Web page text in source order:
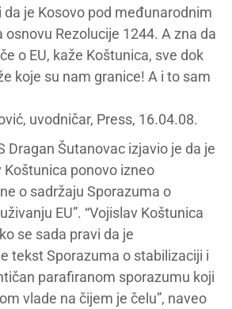
da je Kosovo pod međunarodnim
Rezolucije 1244. A zna da
o EU, kaže Koštunica, sve dok
koje su nam granice! A i to sam
uvodničar, Press, 16.04.08.
Dragan Šutanovac izjavio je da je
Koštunica ponovo izneo
o sadržaju Sporazuma o
EU”. “Vojislav Koštunica
se sada pravi da je
tekst Sporazuma o stabilizaciji i
parafiranom sporazumu koji
vlade na čijem je čelu”, naveo